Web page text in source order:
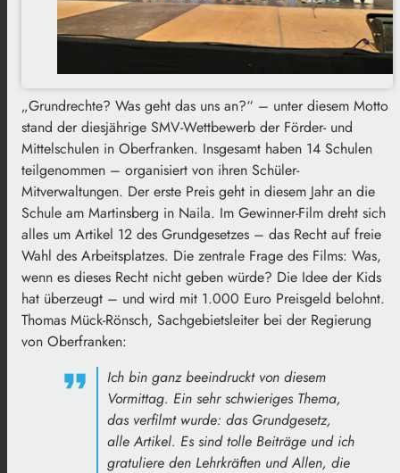
„Grundrechte? Was geht das uns an?“ – unter diesem Motto
stand der diesjährige SMV-Wettbewerb der Förder- und
Mittelschulen in Oberfranken. Insgesamt haben 14 Schulen
teilgenommen – organisiert von ihren Schüler-
Mitverwaltungen. Der erste Preis geht in diesem Jahr an die
Schule am Martinsberg in Naila. Im Gewinner-Film dreht sich
alles um Artikel 12 des Grundgesetzes – das Recht auf freie
Wahl des Arbeitsplatzes. Die zentrale Frage des Films: Was,
wenn es dieses Recht nicht geben würde? Die Idee der Kids
hat überzeugt – und wird mit 1.000 Euro Preisgeld belohnt.
Thomas Mück-Rönsch, Sachgebietsleiter bei der Regierung
von Oberfranken:
Ich bin ganz beeindruckt von diesem
Vormittag. Ein sehr schwieriges Thema,
das verfilmt wurde: das Grundgesetz,
alle Artikel. Es sind tolle Beiträge und ich
gratuliere den Lehrkräften und Allen, die